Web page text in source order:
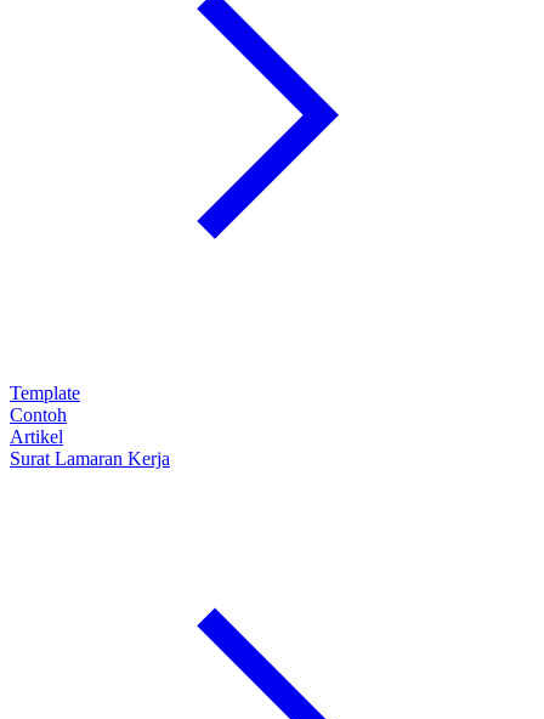
Template
Contoh
Artikel
Surat Lamaran Kerja